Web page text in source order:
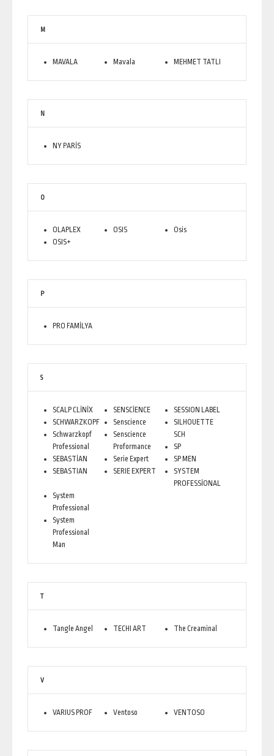
M
MAVALA Mavala MEHMET TATLI
N
NY PARİS
O
OLAPLEX OSIS
Osis
OSIS+
P
PRO FAMİLYA
S
SCALP CLİNİX
SCHWARZKOPF
Schwarzkopf
Professional
SEBASTİAN
SEBASTIAN
SENSCİENCE
Senscience
Senscience
Proformance
Serie Expert
SERIE EXPERT
SESSION LABEL
SILHOUETTE
SCH
SP
SP MEN
SYSTEM
PROFESSİONAL
System
Professional
System
Professional
Man
T
Tangle Angel TECHI ART The Creaminal
V
VARIUS PROF Ventoso VENTOSO